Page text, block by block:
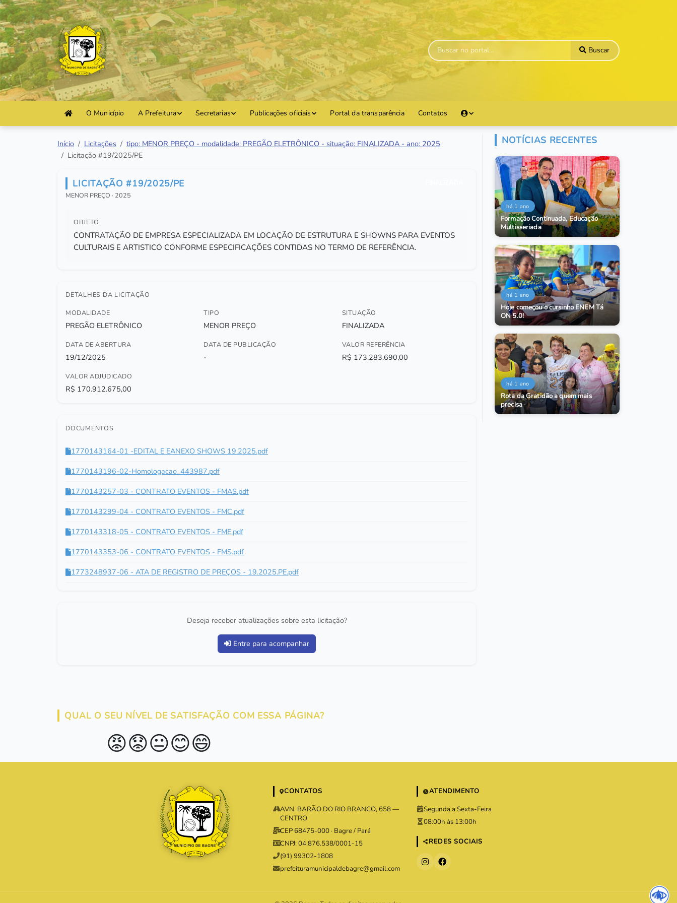
Buscar
O Município A Prefeitura Secretarias Publicações oficiais Portal da transparência Contatos
Início Licitações
tipo: MENOR PREÇO - modalidade: PREGÃO ELETRÔNICO - situação: FINALIZADA - ano: 2025
Licitação #19/2025/PE
LICITAÇÃO #19/2025/PE
MENOR PREÇO · 2025
OBJETO
CONTRATAÇÃO DE EMPRESA ESPECIALIZADA EM LOCAÇÃO DE ESTRUTURA E SHOWNS PARA EVENTOS
CULTURAIS E ARTISTICO CONFORME ESPECIFICAÇÕES CONTIDAS NO TERMO DE REFERÊNCIA.
DETALHES DA LICITAÇÃO
MODALIDADE
PREGÃO ELETRÔNICO
TIPO
MENOR PREÇO
SITUAÇÃO
FINALIZADA
DATA DE ABERTURA
19/12/2025
DATA DE PUBLICAÇÃO
-
VALOR REFERÊNCIA
R$ 173.283.690,00
VALOR ADJUDICADO
R$ 170.912.675,00
DOCUMENTOS
1770143164-01 -EDITAL E EANEXO SHOWS 19.2025.pdf
1770143196-02-Homologacao_443987.pdf
1770143257-03 - CONTRATO EVENTOS - FMAS.pdf
1770143299-04 - CONTRATO EVENTOS - FMC.pdf
1770143318-05 - CONTRATO EVENTOS - FME.pdf
1770143353-06 - CONTRATO EVENTOS - FMS.pdf
1773248937-06 - ATA DE REGISTRO DE PREÇOS - 19.2025.PE.pdf
Deseja receber atualizações sobre esta licitação?
Entre para acompanhar
NOTÍCIAS RECENTES
há 1 ano
Formação Continuada, Educação
Multisseriada
há 1 ano
Hoje começou o cursinho ENEM Tá
ON 5.0!
há 1 ano
Rota da Gratidão a quem mais
precisa
QUAL O SEU NÍVEL DE SATISFAÇÃO COM ESSA PÁGINA?
😡😟😐😊😄
CONTATOS
AVN. BARÃO DO RIO BRANCO, 658 —
CENTRO
CEP 68475-000 · Bagre / Pará
CNPJ: 04.876.538/0001-15
(91) 99302-1808
prefeituramunicipaldebagre@gmail.com
ATENDIMENTO
Segunda a Sexta-Feira
08:00h às 13:00h
REDES SOCIAIS